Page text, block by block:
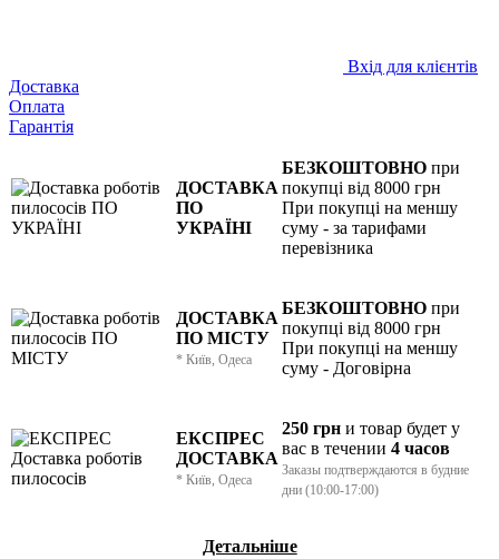
Вхід для клієнтів
Доставка
Оплата
Гарантія
ДОСТАВКА
ПО
УКРАЇНІ
БЕЗКОШТОВНО при
покупці від 8000 грн
При покупці на меншу
суму - за тарифами
перевізника
ДОСТАВКА
ПО МІСТУ
* Київ, Одеса
БЕЗКОШТОВНО при
покупці від 8000 грн
При покупці на меншу
суму - Договірна
ЕКСПРЕС
ДОСТАВКА
* Київ, Одеса
250 грн и товар будет у
вас в течении 4 часов
Заказы подтверждаются в будние
дни (10:00-17:00)
Детальніше